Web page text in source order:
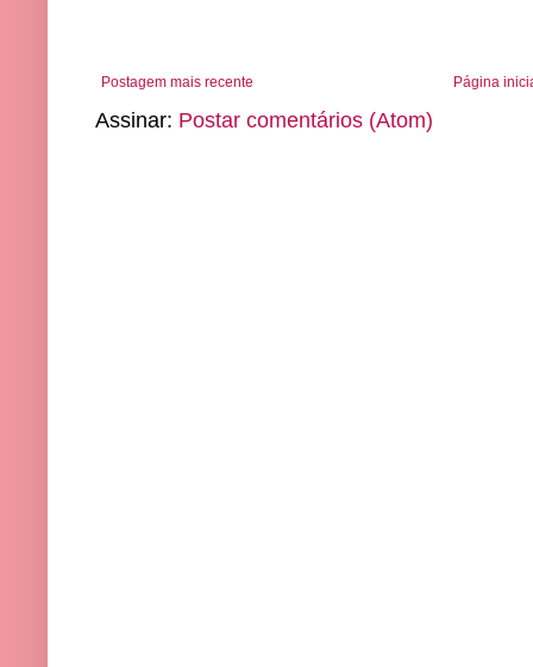
Postagem mais recente Página
Assinar: Postar comentários (Atom)